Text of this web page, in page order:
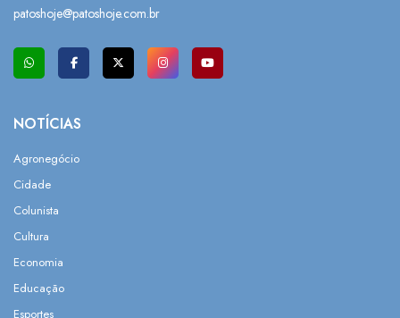
patoshoje@patoshoje.com.br
NOTÍCIAS
Agronegócio
Cidade
Colunista
Cultura
Economia
Educação
Esportes